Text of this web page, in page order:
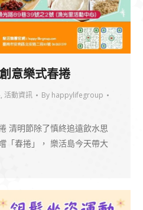
意樂式春捲
, 活動資訊 By happylifegroup
清明節除了慎終追遠飲水思
「春捲」， 樂活島今天帶大